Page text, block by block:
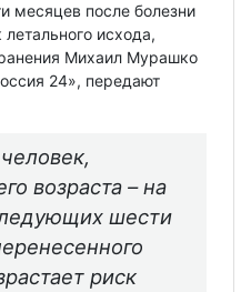
месяцев после болезни
исхода,
Михаил Мурашко
24», передают
возраста – на
шести
риск